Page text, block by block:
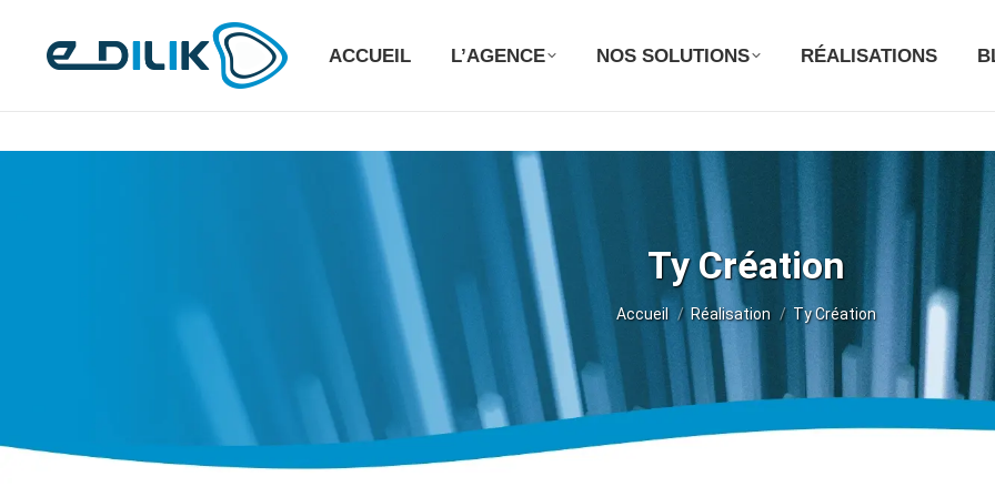
ACCUEIL L’AGENCE NOS SOLUTIONS RÉALISATIONS
Ty Création
Vous êtes ici :
Accueil Réalisation Ty Création